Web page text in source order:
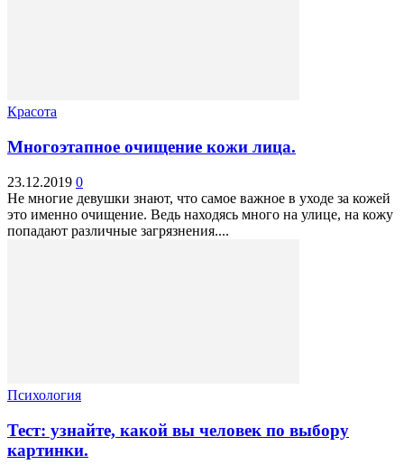
Красота
Многоэтапное очищение кожи лица.
23.12.2019 0
Не многие девушки знают, что самое важное в уходе за кожей
это именно очищение. Ведь находясь много на улице, на кожу
попадают различные загрязнения....
Психология
Тест: узнайте, какой вы человек по выбору
картинки.